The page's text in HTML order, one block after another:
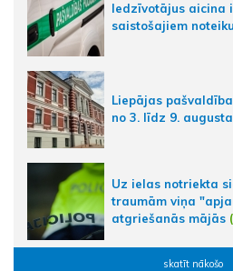
Iedzīvotājus aicina
saistošajiem
Liepājas
no 3. līdz 9.
Uz ielas notriekta
traumām viņa
atgriešanās mājās
skatīt nākošo